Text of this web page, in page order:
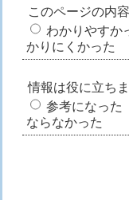
このページの内
わかりやすか
かりにくかった
情報は役に立ち
参考になった
ならなかった